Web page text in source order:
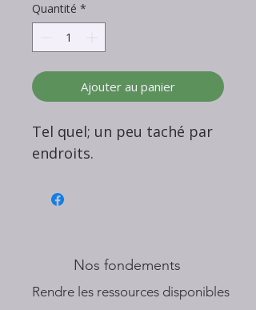
Quantité *
Ajouter au panier
Tel quel; un peu taché par
endroits.
Nos fondements
​Rendre les ressources disponibles